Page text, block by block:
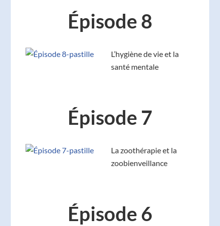
Épisode 8
L’hygiène de vie et la
santé mentale
Épisode 7
La zoothérapie et la
zoobienveillance
Épisode 6